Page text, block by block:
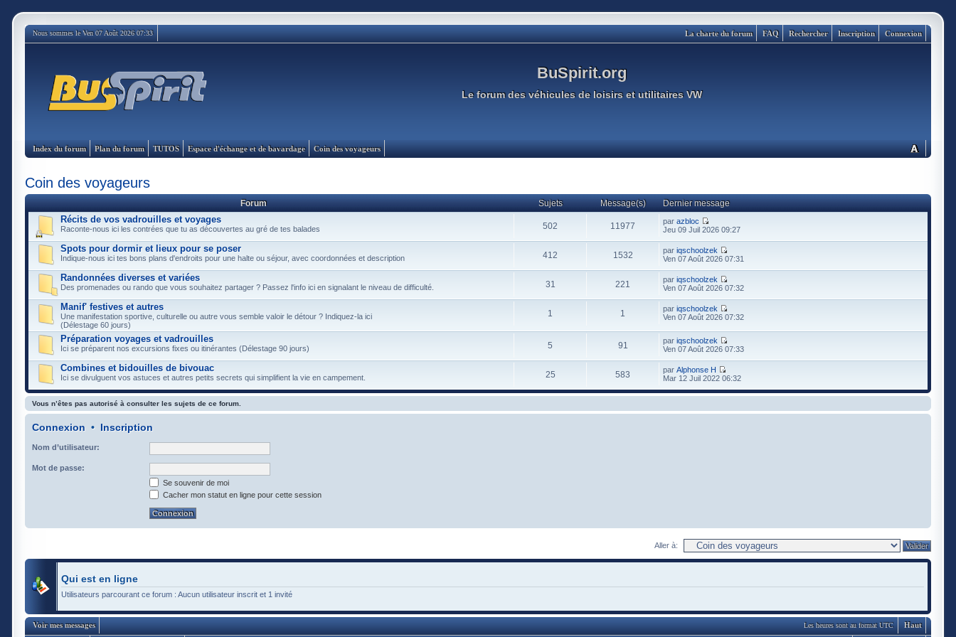
Nous sommes le Ven 07 Août 2026 07:33 Connexion
Inscription
Rechercher
FAQ
La charte du forum
BuSpirit.org
Le forum des véhicules de loisirs et utilitaires VW
Index du forum Plan du forum TUTOS Espace d'échange et de bavardage Coin des voyageurs
Coin des voyageurs
Forum Sujets Message(s) Dernier message
Récits de vos vadrouilles et voyages
Raconte-nous ici les contrées que tu as découvertes au gré de tes balades 502 11977 parazbloc
Jeu 09 Juil 2026 09:27
Spots pour dormir et lieux pour se poser
Indique-nous ici tes bons plans d'endroits pour une halte ou séjour, avec coordonnées et description 412 1532 pariqschoolzek
Ven 07 Août 2026 07:31
Randonnées diverses et variées
Des promenades ou rando que vous souhaitez partager ? Passez l'info ici en signalant le niveau de difficulté. 31 221 pariqschoolzek
Ven 07 Août 2026 07:32
Manif' festives et autres
Une manifestation sportive, culturelle ou autre vous semble valoir le détour ? Indiquez-la ici
(Délestage 60 jours)
1 1 pariqschoolzek
Ven 07 Août 2026 07:32
Préparation voyages et vadrouilles
Ici se préparent nos excursions fixes ou itinérantes (Délestage 90 jours) 5 91 pariqschoolzek
Ven 07 Août 2026 07:33
Combines et bidouilles de bivouac
Ici se divulguent vos astuces et autres petits secrets qui simplifient la vie en campement. 25 583 parAlphonse H
Mar 12 Juil 2022 06:32
Vous n’êtes pas autorisé à consulter les sujets de ce forum.
Connexion • Inscription
Nom d’utilisateur:
Mot de passe:
Se souvenir de moi
Cacher mon statut en ligne pour cette session
Aller à:
Qui est en ligne
Utilisateurs parcourant ce forum : Aucun utilisateur inscrit et 1 invité
Haut
Les heures sont au format UTC
Voir mes messages